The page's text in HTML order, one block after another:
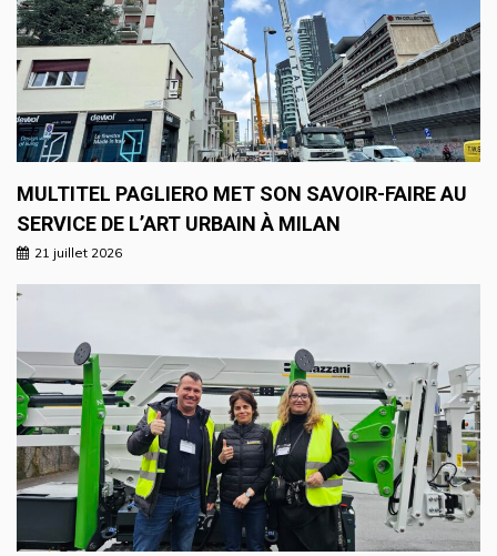
MULTITEL PAGLIERO MET SON SAVOIR-FAIRE AU
SERVICE DE L’ART URBAIN À MILAN
21 juillet 2026